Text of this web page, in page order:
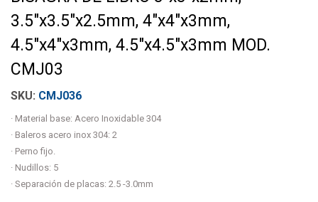
3.5"x3.5"x2.5mm, 4"x4"x3mm,
4.5"x4"x3mm, 4.5"x4.5"x3mm MOD.
CMJ03
CMJ036
· Material base: Acero Inoxidable 304
· Baleros acero inox 304: 2
· Perno fijo.
· Nudillos: 5
· Separación de placas: 2.5 -3.0mm